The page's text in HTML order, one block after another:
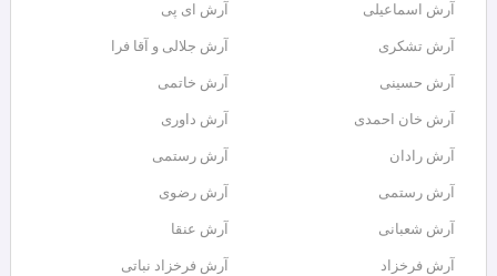
آرش اسماعیلی آرش ای پی
آرش تشکری آرش جلالی و آقا فرا
آرش حسینی آرش خاتمی
آرش خان احمدی آرش داوری
آرش رادان آرش رستمى
آرش رستمی آرش رضوی
آرش شعبانی آرش عنقا
آرش فرخزاد آرش فرخزاد نباتی